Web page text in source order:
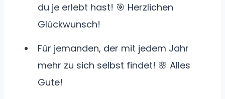
du je erlebt hast! 🎯 Herzlichen
Glückwunsch!
Für jemanden, der mit jedem Jahr
mehr zu sich selbst findet! 🌸 Alles
Gute!